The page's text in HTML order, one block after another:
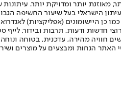
יותר ומדויקת יותר.
פורסמה ב-30 ביולי 2007, וב-2010 הפך "ישראל היום"
חדשות ודעות, תרבות ובידור, לייף
חוויה מהירה, עדכנית, בטוחה
הנחות ומבצעים על מוצרים